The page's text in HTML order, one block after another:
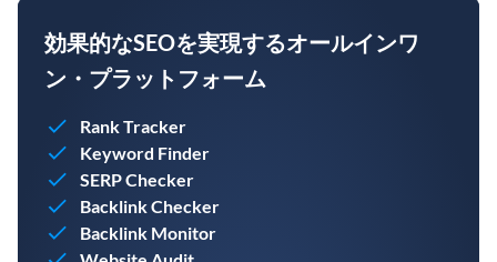
効果的なSEOを実現するオールインワ
ン・プラットフォーム
Rank Tracker
Keyword Finder
SERP Checker
Backlink Checker
Backlink Monitor